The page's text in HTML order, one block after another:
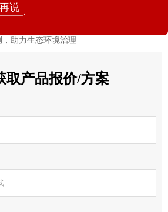
，管网无盲区自动化监测
助力生态环境治理
取产品报价/方案
说